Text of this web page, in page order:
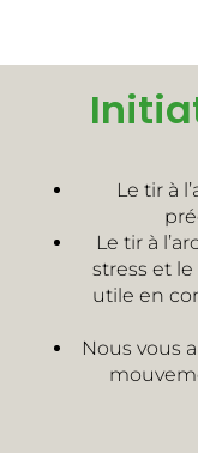
Le tir à
Le tir à
stress et
utile en
Nous vous